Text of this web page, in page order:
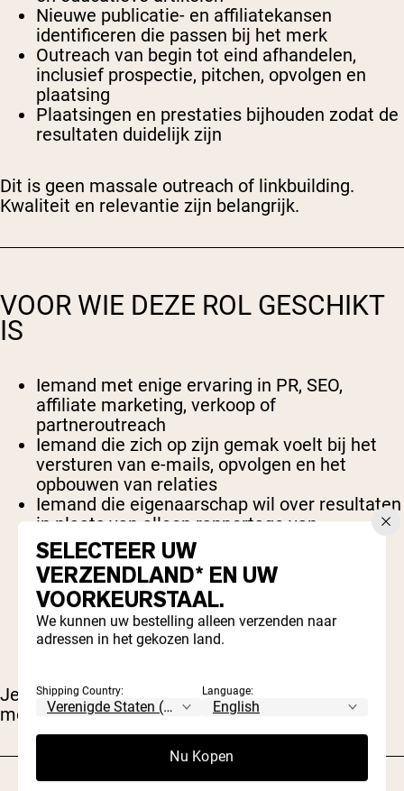
Nieuwe publicatie- en affiliatekansen
identificeren die passen bij het merk
Outreach van begin tot eind afhandelen,
inclusief prospectie, pitchen, opvolgen en
plaatsing
Plaatsingen en prestaties bijhouden zodat de
resultaten duidelijk zijn
Dit is geen massale outreach of linkbuilding.
Kwaliteit en relevantie zijn belangrijk.
VOOR WIE DEZE ROL GESCHIKT
IS
Iemand met enige ervaring in PR, SEO,
affiliate marketing, verkoop of
partneroutreach
Iemand die zich op zijn gemak voelt bij het
versturen van e-mails, opvolgen en het
opbouwen van relaties
Iemand die eigenaarschap wil over resultaten
in plaats van alleen rapportage van
activiteiten
Iemand die gemotiveerd is door commissie
en groeimogelijkheden, niet alleen door
gewerkte uren
Iemand die zelfstandig kan werken en
duidelijk kan communiceren
Je hoeft geen senior PR-professional te zijn. Je
moet wel volhardend en betrouwbaar zijn.
SELECTEER UW
VERZENDLAND* EN UW
VOORKEURSTAAL.
We kunnen uw bestelling alleen verzenden naar
adressen in het gekozen land.
Shipping Country: Language:
Nu Kopen